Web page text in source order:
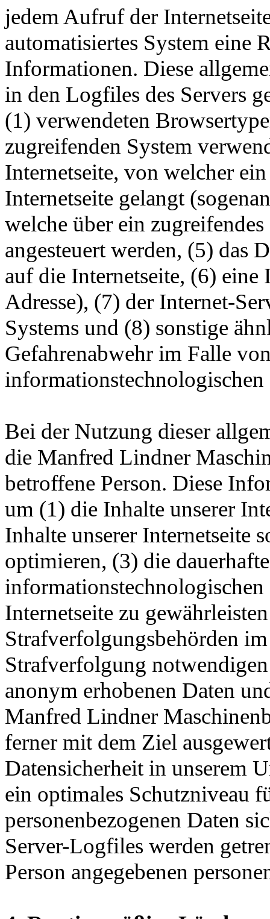
jedem Aufruf der
automatisiertes System eine
Informationen. Diese
in den Logfiles des Servers
(1) verwendeten
zugreifenden System
Internetseite, von welcher
Internetseite gelangt
welche über ein
angesteuert werden, (5) das
auf die Internetseite, (6)
Adresse), (7) der Internet-
Systems und (8) sonstige
Gefahrenabwehr im Falle
informationstechnologischen
Bei der Nutzung dieser
die Manfred Lindner
betroffene Person. Diese
um (1) die Inhalte unserer
Inhalte unserer Internetseite
optimieren, (3) die
informationstechnologischen
Internetseite zu
Strafverfolgungsbehörden
Strafverfolgung
anonym erhobenen Daten
Manfred Lindner
ferner mit dem Ziel
Datensicherheit in unserem
ein optimales Schutzniveau
personenbezogenen Daten
Server-Logfiles werden
Person angegebenen